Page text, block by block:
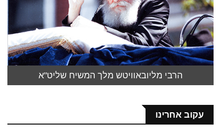
הרבי מליובאוויטש מלך המשיח שליט"א
עקוב אחרינו